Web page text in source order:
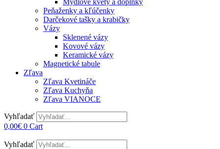
Mydlové kvety a doplnky
Peňaženky a kľúčenky
Darčekové tašky a krabičky
Vázy
Sklenené vázy
Kovové vázy
Keramické vázy
Magnetické tabule
Zľava
Zľava Kvetináče
Zľava Kuchyňa
Zľava VIANOCE
Vyhľadať
0,00€ 0 Cart
Vyhľadať